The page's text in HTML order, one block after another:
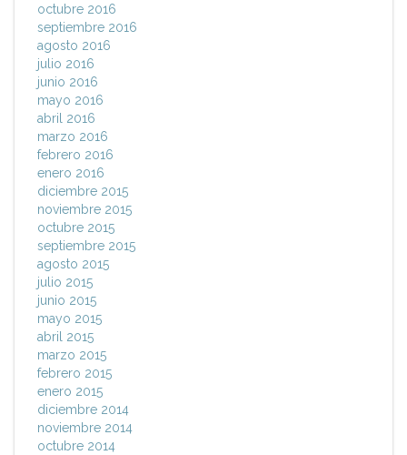
octubre 2016
septiembre 2016
agosto 2016
julio 2016
junio 2016
mayo 2016
abril 2016
marzo 2016
febrero 2016
enero 2016
diciembre 2015
noviembre 2015
octubre 2015
septiembre 2015
agosto 2015
julio 2015
junio 2015
mayo 2015
abril 2015
marzo 2015
febrero 2015
enero 2015
diciembre 2014
noviembre 2014
octubre 2014